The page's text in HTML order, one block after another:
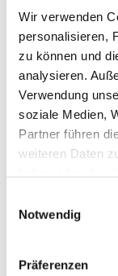
Wir verwenden
personalisieren,
zu können und
analysieren.
Verwendung
soziale Medien,
Partner führen
weiteren Daten
Notwendig
Präferenzen